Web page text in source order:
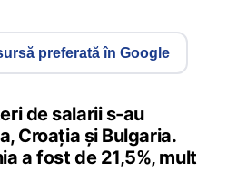
preferată în Google
de salarii s-au
Croația și Bulgaria.
a fost de 21,5%, mult